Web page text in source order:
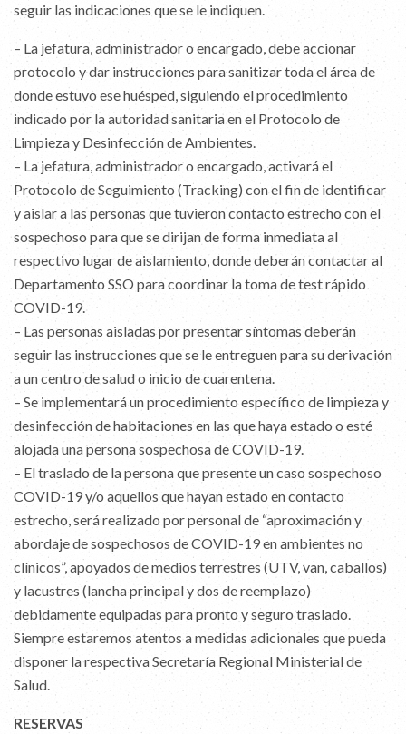
seguir las indicaciones que se le indiquen.
– La jefatura, administrador o encargado, debe accionar
protocolo y dar instrucciones para sanitizar toda el área de
donde estuvo ese huésped, siguiendo el procedimiento
indicado por la autoridad sanitaria en el Protocolo de
Limpieza y Desinfección de Ambientes.
– La jefatura, administrador o encargado, activará el
Protocolo de Seguimiento (Tracking) con el fin de identificar
y aislar a las personas que tuvieron contacto estrecho con el
sospechoso para que se dirijan de forma inmediata al
respectivo lugar de aislamiento, donde deberán contactar al
Departamento SSO para coordinar la toma de test rápido
COVID-19.
– Las personas aisladas por presentar síntomas deberán
seguir las instrucciones que se le entreguen para su derivación
a un centro de salud o inicio de cuarentena.
– Se implementará un procedimiento específico de limpieza y
desinfección de habitaciones en las que haya estado o esté
alojada una persona sospechosa de COVID-19.
– El traslado de la persona que presente un caso sospechoso
COVID-19 y/o aquellos que hayan estado en contacto
estrecho, será realizado por personal de “aproximación y
abordaje de sospechosos de COVID-19 en ambientes no
clínicos”, apoyados de medios terrestres (UTV, van, caballos)
y lacustres (lancha principal y dos de reemplazo)
debidamente equipadas para pronto y seguro traslado.
Siempre estaremos atentos a medidas adicionales que pueda
disponer la respectiva Secretaría Regional Ministerial de
Salud.
RESERVAS